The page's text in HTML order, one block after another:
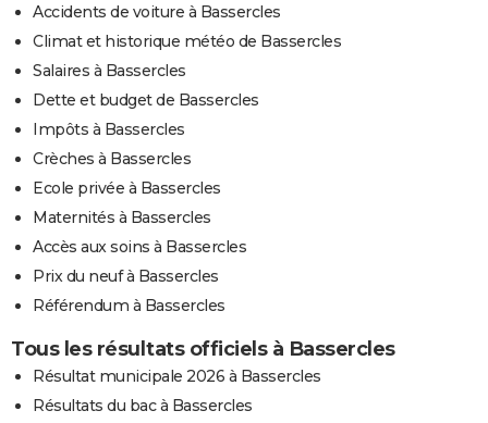
Accidents de voiture à Bassercles
Climat et historique météo de Bassercles
Salaires à Bassercles
Dette et budget de Bassercles
Impôts à Bassercles
Crèches à Bassercles
Ecole privée à Bassercles
Maternités à Bassercles
Accès aux soins à Bassercles
Prix du neuf à Bassercles
Référendum à Bassercles
Tous les résultats officiels à Bassercles
Résultat municipale 2026 à Bassercles
Résultats du bac à Bassercles